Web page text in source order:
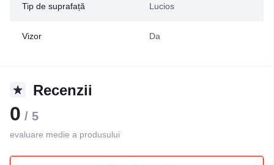
Tip de suprafață Lucios
Vizor Da
Recenzii
0 / 5
evaluare medie a produsului